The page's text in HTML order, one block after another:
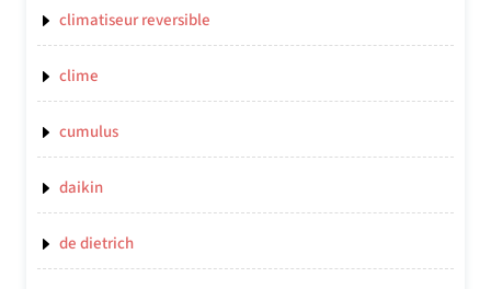
climatiseur reversible
clime
cumulus
daikin
de dietrich